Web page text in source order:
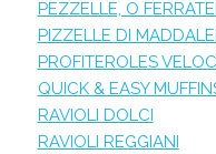
PEZZELLE, O
PIZZELLE DI
PROFITEROLES
QUICK & EASY
RAVIOLI DOLCI
RAVIOLI REGGIANI